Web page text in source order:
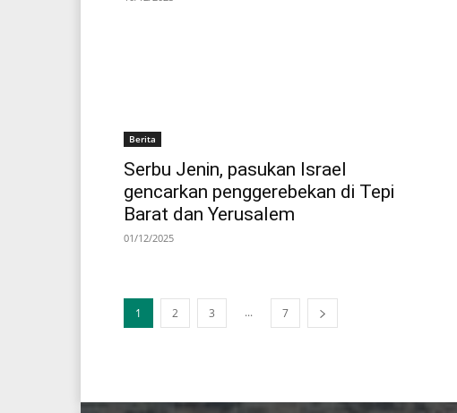
Berita
Serbu Jenin, pasukan Israel
gencarkan penggerebekan di Tepi
Barat dan Yerusalem
01/12/2025
1 2 3 ... 7